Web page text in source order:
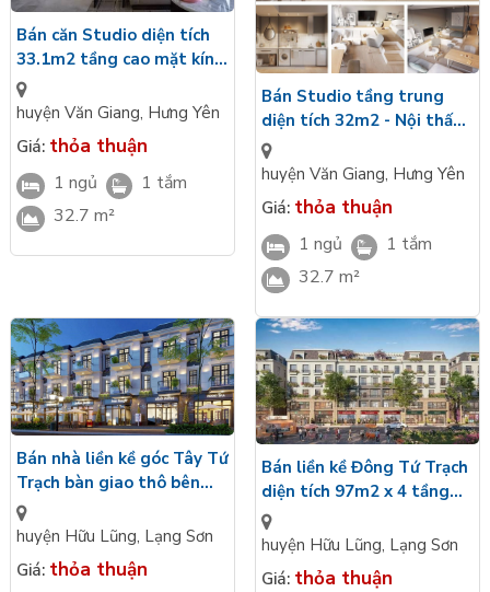
Bán căn Studio diện tích
33.1m2 tầng cao mặt kính
LowE view nội khu Avenue
Alluvia Sunshine Marina
huyện Văn Giang, Hưng Yên
Giá: thỏa thuận
1 ngủ
1 tắm
32.7 m²
Bán Studio tầng trung
diện tích 32m2 - Nội thất
cao cấp view đô thị
Avenue Alluvia Sunshine
huyện Văn Giang, Hưng Yên
Giá: thỏa thuận
1 ngủ
1 tắm
32.7 m²
Bán nhà liền kề góc Tây Tứ
Trạch bàn giao thô bên
trong 4 tầng gần vườn
hoa Eldorado Riverside
huyện Hữu Lũng, Lạng Sơn
Giá: thỏa thuận
Bán liền kề Đông Tứ Trạch
diện tích 97m2 x 4 tầng
gần vườn hoa Eldorado
Riverside Lạng Sơn
huyện Hữu Lũng, Lạng Sơn
Giá: thỏa thuận